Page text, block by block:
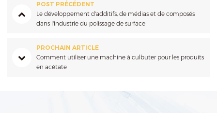
POST PRÉCÉDENT
Le développement d'additifs, de médias et de composés
dans l'industrie du polissage de surface
PROCHAIN ARTICLE
Comment utiliser une machine à culbuter pour les produits
en acétate